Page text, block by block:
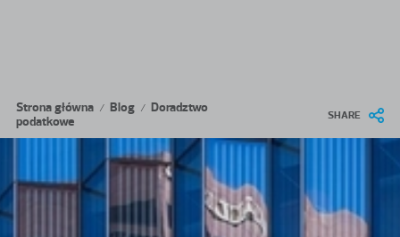
Ścieżka nawigacyjna
Strona główna / Blog / Doradztwo
podatkowe
SHARE